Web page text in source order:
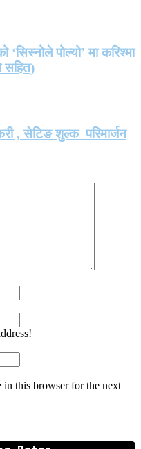
‘सिस्नोले पोल्यो’ मा करिश्मा
सहित)
, सेटिङ शुल्क परिमार्जन
in this browser for the next